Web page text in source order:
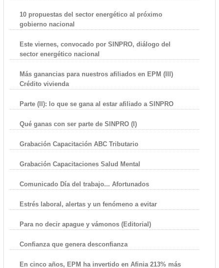
10 propuestas del sector energético al próximo
gobierno nacional
Este viernes, convocado por SINPRO, diálogo del
sector energético nacional
Más ganancias para nuestros afiliados en EPM (III)
Crédito vivienda
Parte (II): lo que se gana al estar afiliado a SINPRO
Qué ganas con ser parte de SINPRO (I)
Grabación Capacitación ABC Tributario
Grabación Capacitaciones Salud Mental
Comunicado Día del trabajo... Afortunados
Estrés laboral, alertas y un fenómeno a evitar
Para no decir apague y vámonos (Editorial)
Confianza que genera desconfianza
En cinco años, EPM ha invertido en Afinia 213% más